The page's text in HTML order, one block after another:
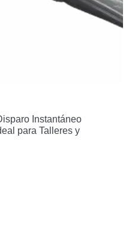
Instantáneo
para Talleres y